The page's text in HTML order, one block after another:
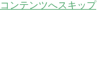
コンテンツへスキップ